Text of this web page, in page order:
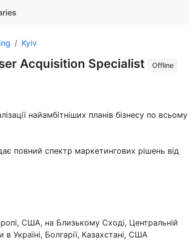
Kyiv
Acquisition Specialist
Offline
найамбітніших планів бізнесу по всьому
повний спектр маркетингових рішень від
США, на Близькому Сході, Центральній
в Україні, Болгарії, Казахстані, США